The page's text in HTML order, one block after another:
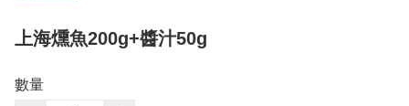
上海燻魚200g+醬汁50g
數量